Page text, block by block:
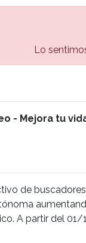
Lo
- Mejora tu
de
A partir del 01/